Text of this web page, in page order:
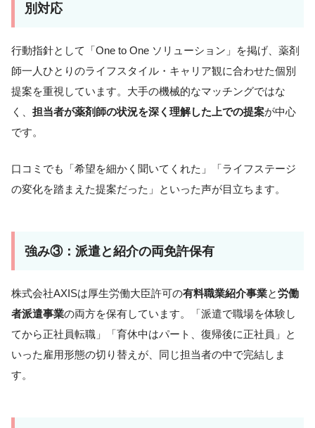
別対応
行動指針として「One to One ソリューション」を掲げ、薬剤
師一人ひとりのライフスタイル・キャリア観に合わせた個別
提案を重視しています。大手の機械的なマッチングではな
く、 担当者が薬剤師の状況を深く理解した上での提案が中心
です。
口コミでも「希望を細かく聞いてくれた」「ライフステージ
の変化を踏まえた提案だった」といった声が目立ちます。
強み③：派遣と紹介の両免許保有
株式会社AXISは厚生労働大臣許可の有料職業紹介事業と労働
者派遣事業の両方を保有しています。「派遣で職場を体験し
てから正社員転職」「育休中はパート、復帰後に正社員」と
いった雇用形態の切り替えが、同じ担当者の中で完結しま
す。